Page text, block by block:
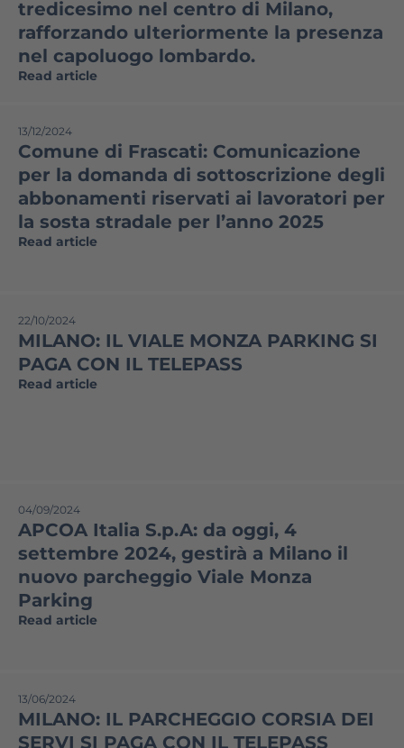
tredicesimo nel centro di Milano,
rafforzando ulteriormente la presenza
nel capoluogo lombardo.
Read article
13/12/2024
Comune di Frascati: Comunicazione
per la domanda di sottoscrizione degli
abbonamenti riservati ai lavoratori per
la sosta stradale per l’anno 2025
Read article
22/10/2024
MILANO: IL VIALE MONZA PARKING SI
PAGA CON IL TELEPASS
Read article
04/09/2024
APCOA Italia S.p.A: da oggi, 4
settembre 2024, gestirà a Milano il
nuovo parcheggio Viale Monza
Parking
Read article
13/06/2024
MILANO: IL PARCHEGGIO CORSIA DEI
SERVI SI PAGA CON IL TELEPASS